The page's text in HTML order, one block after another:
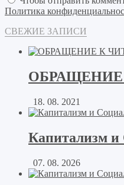
Политика
СВЕЖИЕ ЗАПИСИ
18. 08. 2021
Капитализм
07. 08. 2026